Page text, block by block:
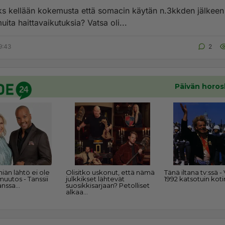
kellään kokemusta että somacin käytän n.3kkden
haittavaikutuksia? Vatsa oli...
2